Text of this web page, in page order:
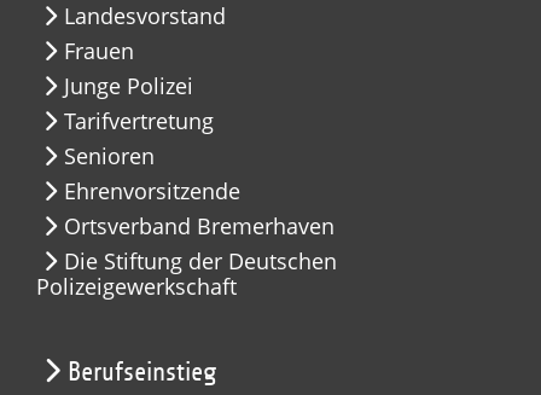
Landesvorstand
Frauen
Junge Polizei
Tarifvertretung
Senioren
Ehrenvorsitzende
Ortsverband Bremerhaven
Die Stiftung der Deutschen
Polizeigewerkschaft
Berufseinstieg